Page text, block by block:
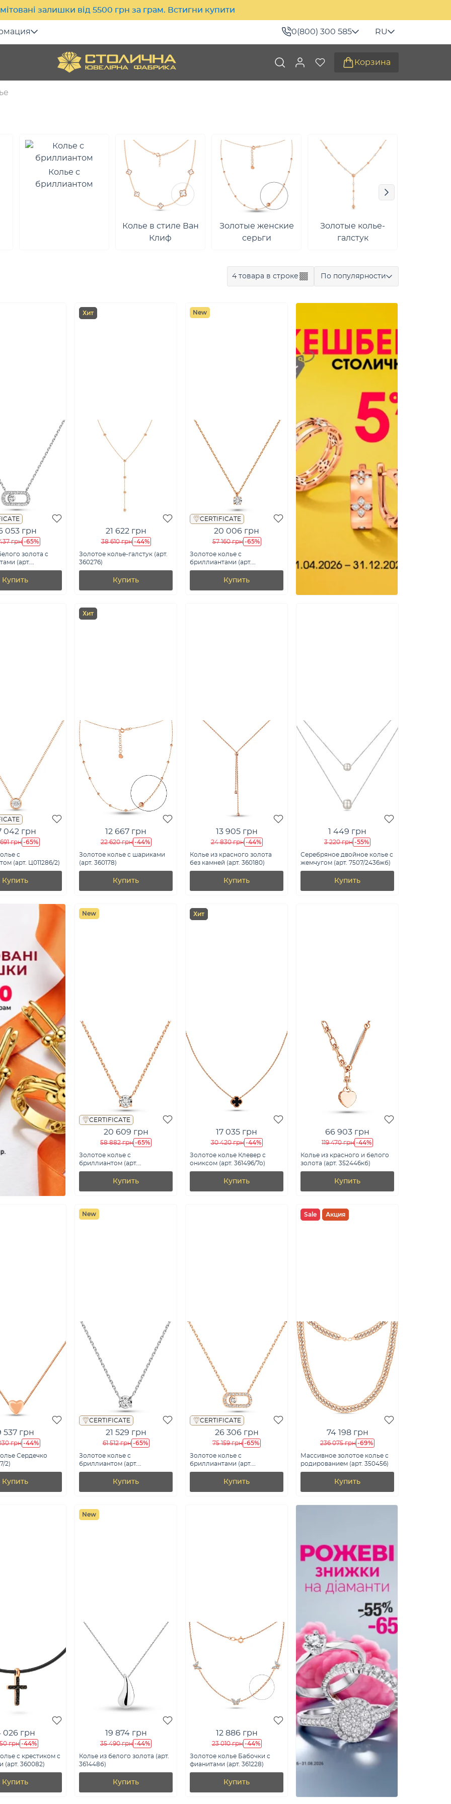
залишки від 5500 грн за грам. Встигни купити
0(800) 300 585 RU
Корзина
Колье с
бриллиантом
Колье в стиле Ван
Клиф
Золотые женские
серьги
Золотые колье-
галстук
4 товара в строке По популярности
053 грн
грн -65%
золота с
(арт.
Купить
Хит
21 622 грн
38 610 грн -44%
Золотое колье-галстук (арт.
360276)
Купить
New
CERTIFICATE
20 006 грн
57 160 грн -65%
Золотое колье с
бриллиантами (арт.
Ц011667005)
Купить
042 грн
грн -65%
с
(арт. Ц011286/2)
Купить
Хит
12 667 грн
22 620 грн -44%
Золотое колье с шариками
(арт. 360178)
Купить
13 905 грн
24 830 грн -44%
Колье из красного золота
без камней (арт. 360180)
Купить
1 449 грн
3 220 грн -55%
Серебряное двойное колье с
жемчугом (арт. 7507/2436жб)
Купить
New
CERTIFICATE
20 609 грн
58 882 грн -65%
Золотое колье с
бриллиантом (арт.
Ц011694010)
Купить
Хит
17 035 грн
30 420 грн -44%
Золотое колье Клевер с
ониксом (арт. 361496/7о)
Купить
66 903 грн
119 470 грн -44%
Колье из красного и белого
золота (арт. 352446кб)
Купить
537 грн
грн -44%
Сердечко
2)
Купить
New
CERTIFICATE
21 529 грн
61 512 грн -65%
Золотое колье с
бриллиантом (арт.
Ц011694010б)
Купить
CERTIFICATE
26 306 грн
75 159 грн -65%
Золотое колье с
бриллиантами (арт.
Ц011476010)
Купить
Sale Акция
74 198 грн
236 075 грн -69%
Массивное золотое колье с
родированием (арт. 350456)
Купить
026 грн
грн -44%
с крестиком с
(арт. 360082)
Купить
New
19 874 грн
35 490 грн -44%
Колье из белого золота (арт.
361448б)
Купить
12 886 грн
23 010 грн -44%
Золотое колье Бабочки с
фианитами (арт. 361228)
Купить